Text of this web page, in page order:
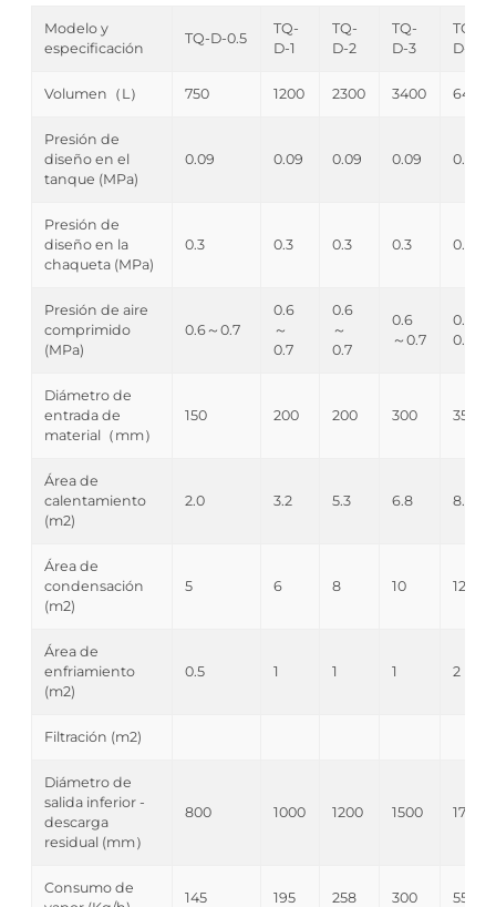
Modelo y
especificación
TQ-D-0.5
TQ-
D-1
TQ-
D-2
TQ-
D-3
TQ-
D-6
Volumen（L） 750 1200 2300 3400 6400
Presión de
diseño en el
tanque (MPa)
0.09 0.09 0.09 0.09 0.09
Presión de
diseño en la
chaqueta (MPa)
0.3 0.3 0.3 0.3 0.3
Presión de aire
comprimido
(MPa)
0.6～0.7
0.6
～
0.7
0.6
～
0.7
0.6
～0.7
0.6～
0.7
Diámetro de
entrada de
material（mm）
150 200 200 300 350
Área de
calentamiento
(m2)
2.0 3.2 5.3 6.8 8.5
Área de
condensación
(m2)
5 6 8 10 12
Área de
enfriamiento
(m2)
0.5 1 1 1 2
Filtración (m2)
Diámetro de
salida inferior -
descarga
residual (mm）
800 1000 1200 1500 1700
Consumo de
145 195 258 300 552